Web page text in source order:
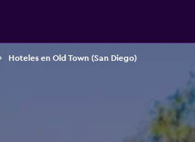
Hoteles en Old Town (San Diego)